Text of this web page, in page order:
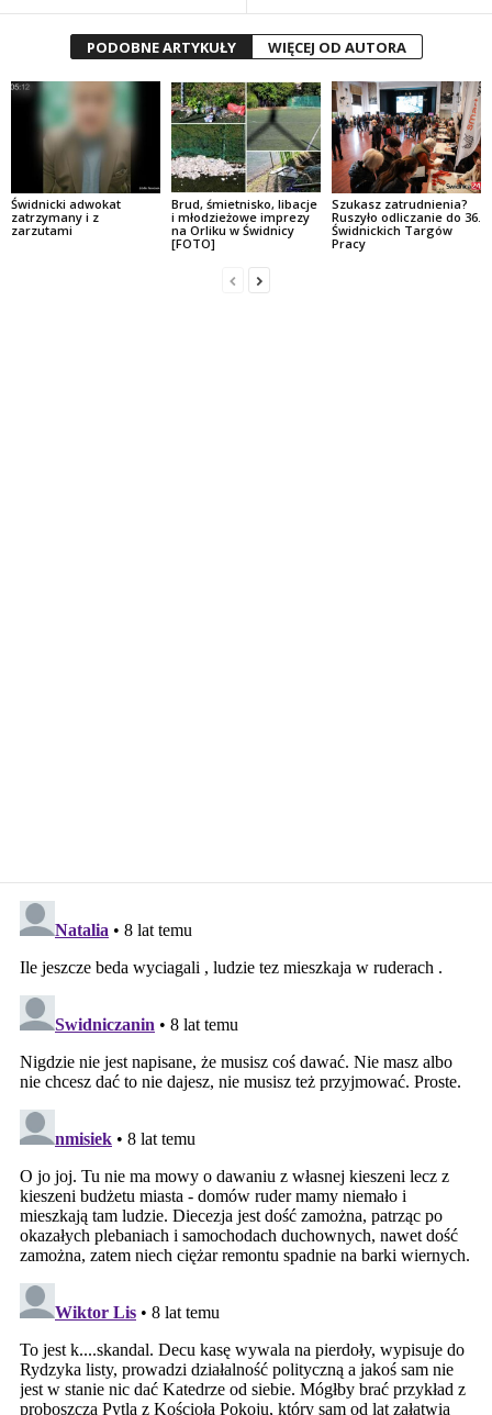
PODOBNE ARTYKUŁY WIĘCEJ OD AUTORA
Świdnicki adwokat
zatrzymany i z
zarzutami
Brud, śmietnisko, libacje
i młodzieżowe imprezy
na Orliku w Świdnicy
[FOTO]
Szukasz zatrudnienia?
Ruszyło odliczanie do 36.
Świdnickich Targów
Pracy